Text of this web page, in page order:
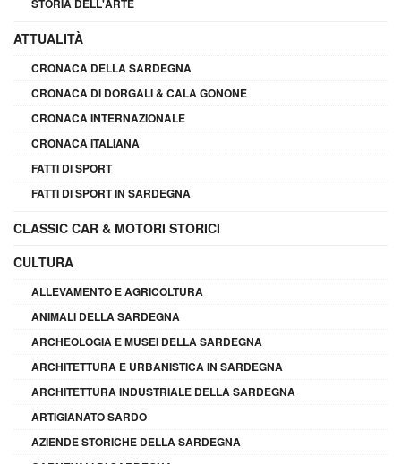
STORIA DELL'ARTE
ATTUALITÀ
CRONACA DELLA SARDEGNA
CRONACA DI DORGALI & CALA GONONE
CRONACA INTERNAZIONALE
CRONACA ITALIANA
FATTI DI SPORT
FATTI DI SPORT IN SARDEGNA
CLASSIC CAR & MOTORI STORICI
CULTURA
ALLEVAMENTO E AGRICOLTURA
ANIMALI DELLA SARDEGNA
ARCHEOLOGIA E MUSEI DELLA SARDEGNA
ARCHITETTURA E URBANISTICA IN SARDEGNA
ARCHITETTURA INDUSTRIALE DELLA SARDEGNA
ARTIGIANATO SARDO
AZIENDE STORICHE DELLA SARDEGNA